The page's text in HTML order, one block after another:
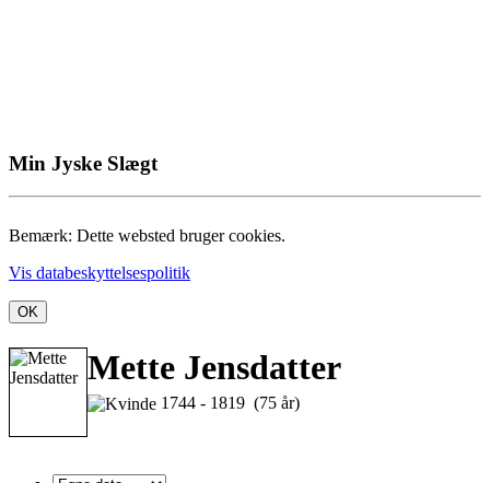
Min Jyske Slægt
Bemærk: Dette websted bruger cookies.
Vis databeskyttelsespolitik
OK
Mette Jensdatter
1744 - 1819 (75 år)